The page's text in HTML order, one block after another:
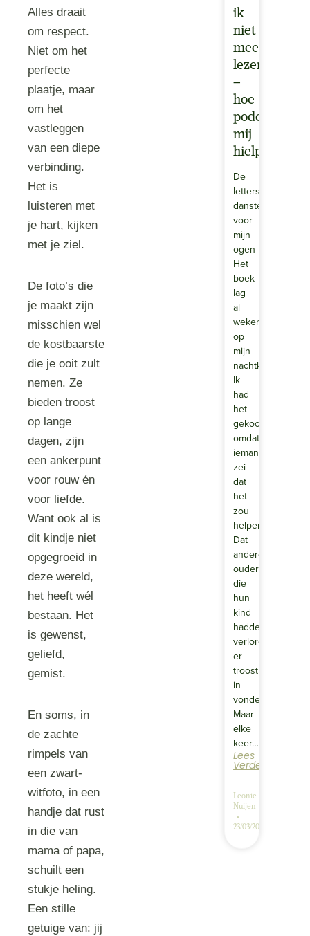
Alles draait
om respect.
Niet om het
perfecte
plaatje, maar
om het
vastleggen
van een diepe
verbinding.
Het is
luisteren met
je hart, kijken
met je ziel.
De foto’s die
je maakt zijn
misschien wel
de kostbaarste
die je ooit zult
nemen. Ze
bieden troost
op lange
dagen, zijn
een ankerpunt
voor rouw én
voor liefde.
Want ook al is
dit kindje niet
opgegroeid in
deze wereld,
het heeft wél
bestaan. Het
is gewenst,
geliefd,
gemist.
En soms, in
de zachte
rimpels van
een zwart-
witfoto, in een
handje dat rust
in die van
mama of papa,
schuilt een
stukje heling.
Een stille
getuige van: jij
ik
niet
meer
lezen
–
hoe
podcasts
mij
hielpen
De
letters
dansten
voor
mijn
ogen
Het
boek
lag
al
wekenlang
op
mijn
nachtkastje.
Ik
had
het
gekocht
omdat
iemand
zei
dat
het
zou
helpen.
Dat
andere
ouders
die
hun
kind
hadden
verloren
er
troost
in
vonden.
Maar
elke
keer…
Lees
Verder
Leonie
Nuijen
23/03/2026